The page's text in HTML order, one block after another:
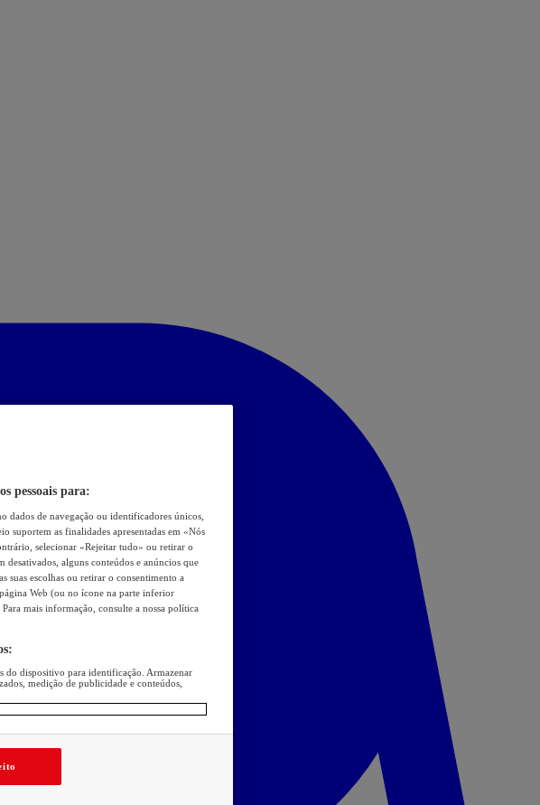
pessoais para:
dados de navegação ou identificadores únicos,
suportem as finalidades apresentadas em «Nós
selecionar «Rejeitar tudo» ou retirar o
desativados, alguns conteúdos e anúncios que
suas escolhas ou retirar o consentimento a
Web (ou no ícone na parte inferior
mais informação, consulte a nossa política
do dispositivo para identificação. Armazenar
medição de publicidade e conteúdos,